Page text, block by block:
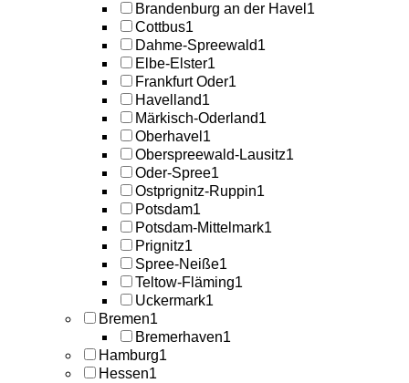
Brandenburg an der Havel 1
Cottbus1
Dahme-Spreewald1
Elbe-Elster1
Frankfurt Oder1
Havelland1
Märkisch-Oderland1
Oberhavel 1
Oberspreewald-Lausitz1
Oder-Spree1
Ostprignitz-Ruppin1
Potsdam1
Potsdam-Mittelmark1
Prignitz1
Spree-Neiße1
Teltow-Fläming1
Uckermark1
Bremen1
Bremerhaven1
Hamburg1
Hessen1